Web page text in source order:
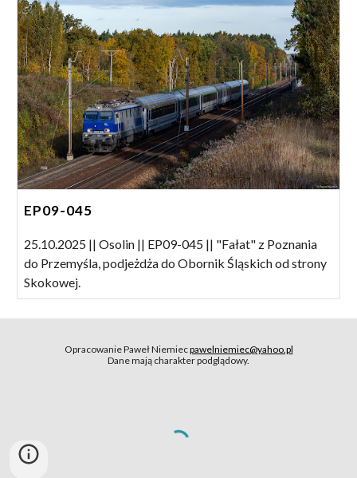
EP09-045
25.10.2025 || Osolin || EP09-045 || "Fałat" z Poznania
do Przemyśla, podjeżdża do Obornik Śląskich od strony
Skokowej.
Opracowanie Paweł Niemiecpawelniemiec@yahoo.pl
Dane mają charakter podglądowy.